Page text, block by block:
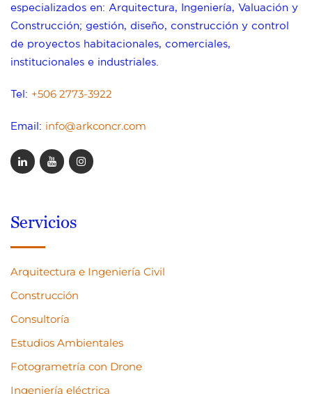
especializados en: Arquitectura, Ingeniería, Valuación y
Construcción; gestión, diseño, construcción y control
de proyectos habitacionales, comerciales,
institucionales e industriales.
Tel: +506 2773-3922
Email: info@arkconcr.com
Servicios
Arquitectura e Ingeniería Civil
Construcción
Consultoría
Estudios Ambientales
Fotogrametría con Drone
Ingeniería eléctrica